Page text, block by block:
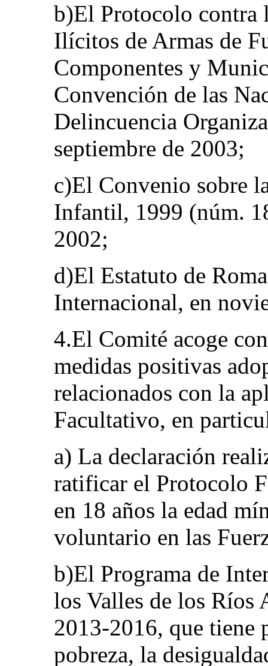
b)El Protocolo contra
Ilícitos de Armas de
Componentes y
Convención de las
Delincuencia
septiembre de 2003;
c)El Convenio sobre
Infantil, 1999 (núm.
2002;
d)El Estatuto de
Internacional, en
4.El Comité acoge
medidas positivas
relacionados con la
Facultativo, en
a) La declaración
ratificar el Protocolo
en 18 años la edad
voluntario en las
b)El Programa de
los Valles de los Ríos
2013-2016, que tiene
pobreza, la